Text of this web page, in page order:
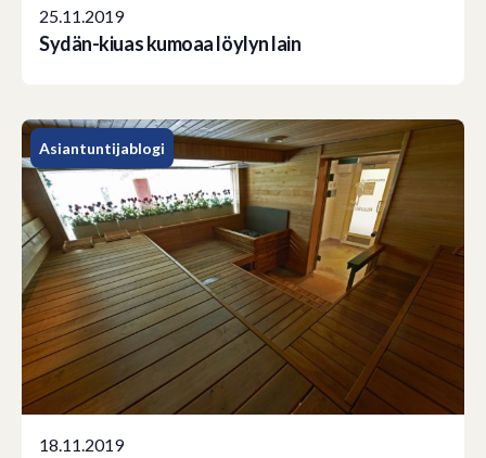
25.11.2019
Sydän-kiuas kumoaa löylyn lain
Asiantuntijablogi
18.11.2019